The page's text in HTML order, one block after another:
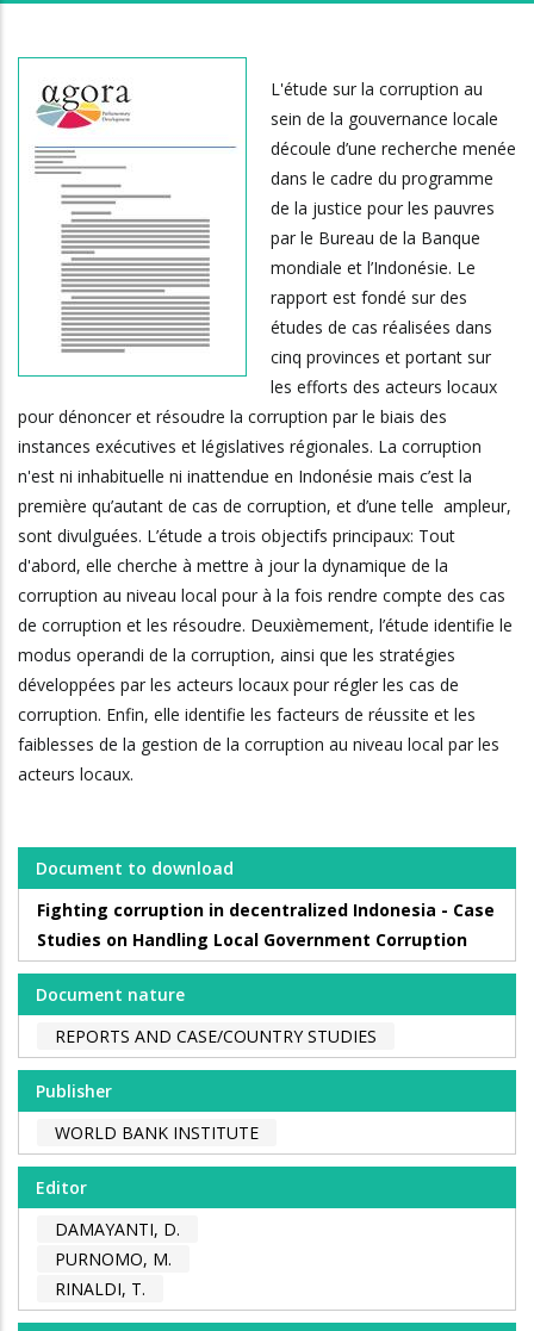
L'étude sur la corruption au
sein de la gouvernance locale
découle d’une recherche menée
dans le cadre du programme
de la justice pour les pauvres
par le Bureau de la Banque
mondiale et l’Indonésie. Le
rapport est fondé sur des
études de cas réalisées dans
cinq provinces et portant sur
les efforts des acteurs locaux
pour dénoncer et résoudre la corruption par le biais des
instances exécutives et législatives régionales. La corruption
n'est ni inhabituelle ni inattendue en Indonésie mais c’est la
première qu’autant de cas de corruption, et d’une telle ampleur,
sont divulguées. L’étude a trois objectifs principaux: Tout
d'abord, elle cherche à mettre à jour la dynamique de la
corruption au niveau local pour à la fois rendre compte des cas
de corruption et les résoudre. Deuxièmement, l’étude identifie le
modus operandi de la corruption, ainsi que les stratégies
développées par les acteurs locaux pour régler les cas de
corruption. Enfin, elle identifie les facteurs de réussite et les
faiblesses de la gestion de la corruption au niveau local par les
acteurs locaux.
Document to download
Fighting corruption in decentralized Indonesia - Case
Studies on Handling Local Government Corruption
Document nature
REPORTS AND CASE/COUNTRY STUDIES
Publisher
WORLD BANK INSTITUTE
Editor
DAMAYANTI, D.
PURNOMO, M.
RINALDI, T.